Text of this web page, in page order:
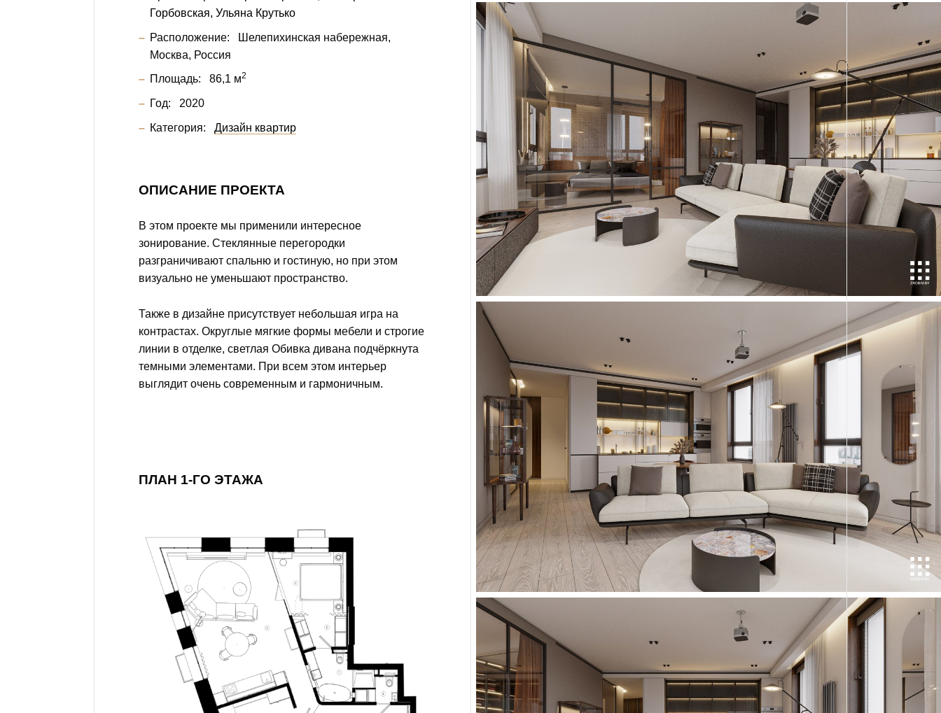
Горбовская Ульяна Крутько
Расположение:
Шелепихинская набережная,
Москва, Россия
Площадь: 86,1 м2
Год: 2020
Категория: Дизайн квартир
ОПИСАНИЕ ПРОЕКТА
В этом проекте мы применили интересное
зонирование. Стеклянные перегородки
разграничивают спальню и гостиную, но при этом
визуально не уменьшают пространство.
Также в дизайне присутствует небольшая игра на
контрастах. Округлые мягкие формы мебели и строгие
линии в отделке, светлая Обивка дивана подчёркнута
темными элементами. При всем этом интерьер
выглядит очень современным и гармоничным.
ПЛАН 1-ГО ЭТАЖА